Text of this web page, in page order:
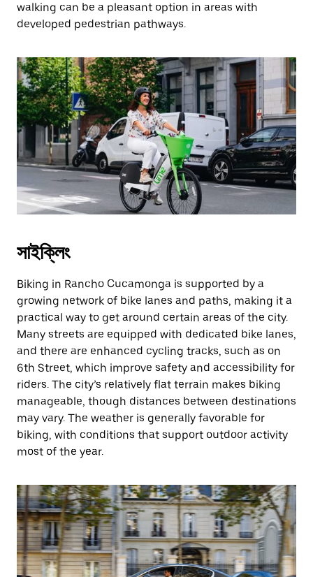
walking can be a pleasant option in areas with
developed pedestrian pathways.
সাইক্লিং
Biking in Rancho Cucamonga is supported by a
growing network of bike lanes and paths, making it a
practical way to get around certain areas of the city.
Many streets are equipped with dedicated bike lanes,
and there are enhanced cycling tracks, such as on
6th Street, which improve safety and accessibility for
riders. The city’s relatively flat terrain makes biking
manageable, though distances between destinations
may vary. The weather is generally favorable for
biking, with conditions that support outdoor activity
most of the year.